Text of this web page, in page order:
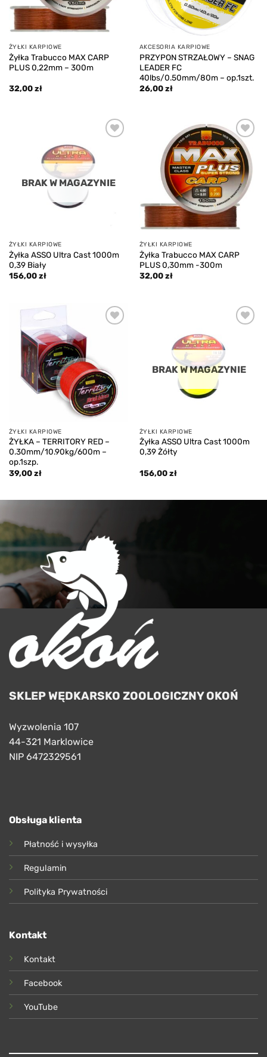
ŻYŁKI KARPIOWE
Żyłka Trabucco MAX CARP
PLUS 0,22mm – 300m
32,00zł
AKCESORIA KARPIOWE
PRZYPON STRZAŁOWY – SNAG
LEADER FC
40lbs/0.50mm/80m – op.1szt.
26,00zł
BRAK W MAGAZYNIE
ŻYŁKI KARPIOWE
Żyłka ASSO Ultra Cast 1000m
0,39 Biały
156,00zł
Add to
wishlist
ŻYŁKI KARPIOWE
Żyłka Trabucco MAX CARP
PLUS 0,30mm -300m
32,00zł
ŻYŁKI KARPIOWE
ŻYŁKA – TERRITORY RED –
0.30mm/10.90kg/600m –
op.1szp.
39,00zł
BRAK W MAGAZYNIE
ŻYŁKI KARPIOWE
Żyłka ASSO Ultra Cast 1000m
0,39 Żółty
156,00zł
SKLEP WĘDKARSKO ZOOLOGICZNY OKOŃ
Wyzwolenia 107
44-321 Marklowice
NIP 6472329561
Obsługa klienta
Płatność i wysyłka
Regulamin
Polityka Prywatności
Kontakt
Kontakt
Facebook
YouTube